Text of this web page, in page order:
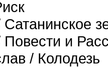
и
/ Колодезь